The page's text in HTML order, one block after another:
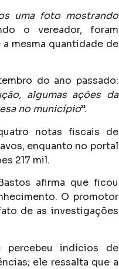
uma foto mostrando
o vereador, foram
mesma quantidade de
do ano passado:
algumas ações da
no município”.
notas fiscais de
enquanto no portal
217 mil.
afirma que ficou
O promotor
de as investigações
percebeu indícios de
ele ressalta que a